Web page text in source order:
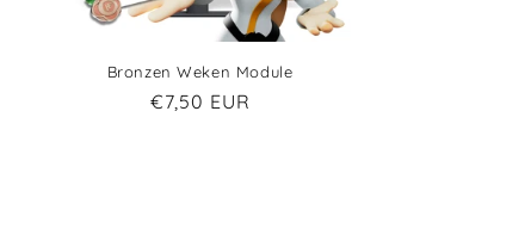
Bronzen Weken Module
€7,50 EUR